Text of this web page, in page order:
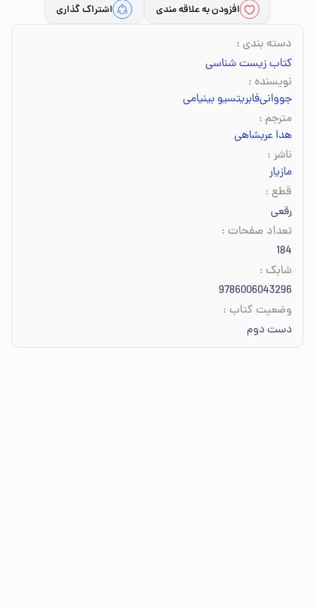
افزودن به علاقه مندی اشتراک گذاری
دسته بندی :
کتاب زیست شناسی
نویسنده :
جووانی‌فابریتسیو بینیامی
مترجم :
هدا عربشاهی
ناشر :
مازیار
قطع :
رقعی
تعداد صفحات :
184
شابک :
9786006043296
وضعیت کتاب :
دست دوم